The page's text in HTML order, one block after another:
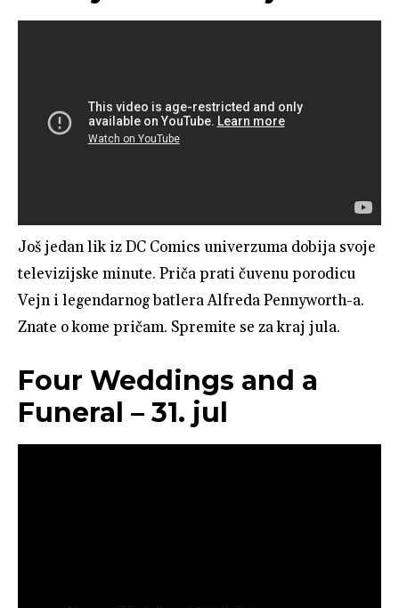
Još jedan lik iz DC Comics univerzuma dobija svoje
televizijske minute. Priča prati čuvenu porodicu
Vejn i legendarnog batlera Alfreda Pennyworth-a.
Znate o kome pričam. Spremite se za kraj jula.
Four Weddings and a
Funeral – 31. jul